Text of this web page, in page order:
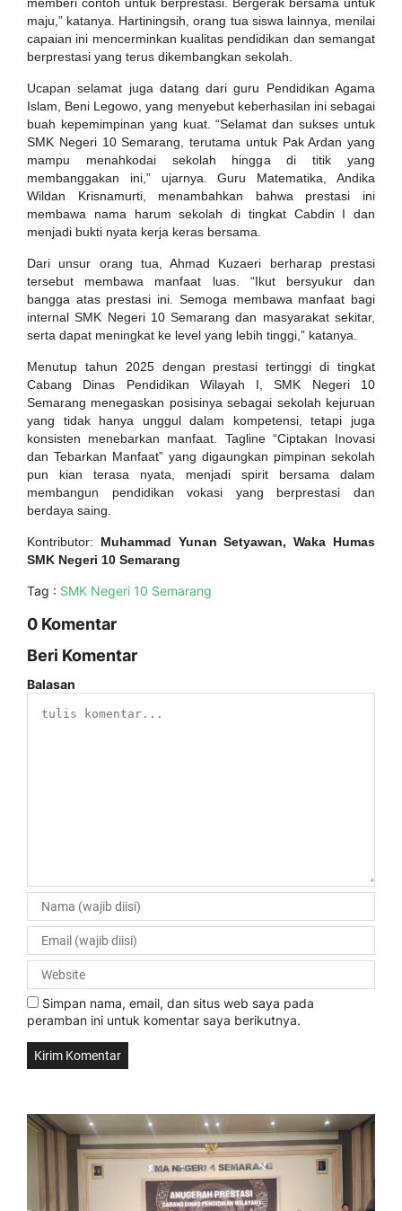
maju,” katanya. Hartiningsih, orang tua siswa lainnya, menilai
capaian ini mencerminkan kualitas pendidikan dan semangat
berprestasi yang terus dikembangkan sekolah.
Ucapan selamat juga datang dari guru Pendidikan Agama
Islam, Beni Legowo, yang menyebut keberhasilan ini sebagai
buah kepemimpinan yang kuat. “Selamat dan sukses untuk
SMK Negeri 10 Semarang, terutama untuk Pak Ardan yang
mampu menahkodai sekolah hingga di titik yang
membanggakan ini,” ujarnya. Guru Matematika, Andika
Wildan Krisnamurti, menambahkan bahwa prestasi ini
membawa nama harum sekolah di tingkat Cabdin I dan
menjadi bukti nyata kerja keras bersama.
Dari unsur orang tua, Ahmad Kuzaeri berharap prestasi
tersebut membawa manfaat luas. “Ikut bersyukur dan
bangga atas prestasi ini. Semoga membawa manfaat bagi
internal SMK Negeri 10 Semarang dan masyarakat sekitar,
serta dapat meningkat ke level yang lebih tinggi,” katanya.
Menutup tahun 2025 dengan prestasi tertinggi di tingkat
Cabang Dinas Pendidikan Wilayah I, SMK Negeri 10
Semarang menegaskan posisinya sebagai sekolah kejuruan
yang tidak hanya unggul dalam kompetensi, tetapi juga
konsisten menebarkan manfaat. Tagline “Ciptakan Inovasi
dan Tebarkan Manfaat” yang digaungkan pimpinan sekolah
pun kian terasa nyata, menjadi spirit bersama dalam
membangun pendidikan vokasi yang berprestasi dan
berdaya saing.
Kontributor: Muhammad Yunan Setyawan, Waka Humas
SMK Negeri 10 Semarang
Tag : SMK Negeri 10 Semarang
0 Komentar
Beri Komentar
Balasan
Simpan nama, email, dan situs web saya pada
peramban ini untuk komentar saya berikutnya.